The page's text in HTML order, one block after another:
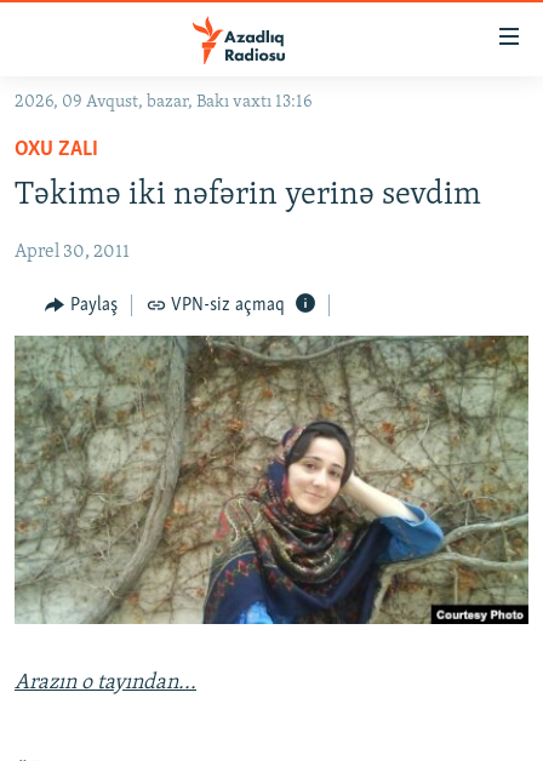
Əsas
qayıt
Əsas
qayıt
#İZAHLA
#ƏSLINDƏ
FƏRQƏ BAX
QANUNI DOĞRU
ARAŞDIRMA
MULTIMEDIA
VIDEO
FOTOQALEREYA
İNFOQRAFIKA
KARIKATURA
RADIO ARXIV
OXU ZALI
AZƏRBAYCAN ƏDƏBIYYATI KITABXANASI
İSLAM VƏ DEMOKRATIYA
HAQQIMIZDA
MISSIYAMIZ
PEŞƏ ETIKASI VƏ JURNALISTIKA STANDARTLARIMIZ
AZADLIQRADIOSU MOBIL TELEFONUNUZDA
BIZI IZLƏ
RFE/RL-in bütün saytları
2026, 09 Avqust, bazar, Bakı vaxtı 13:16
OXU ZALI
Təkimə iki nəfərin yerinə sevdim
Aprel 30, 2011
Paylaş VPN-siz açmaq
Arazın o tayından...